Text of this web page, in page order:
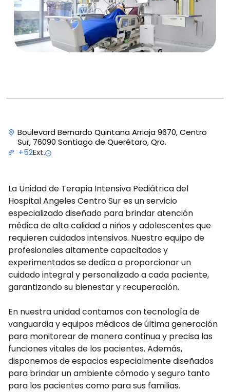
Boulevard Bernardo Quintana Arrioja 9670, Centro
Sur, 76090 Santiago de Querétaro, Qro.
+52Ext.
La Unidad de Terapia Intensiva Pediátrica del
Hospital Angeles Centro Sur es un servicio
especializado diseñado para brindar atención
médica de alta calidad a niños y adolescentes que
requieren cuidados intensivos. Nuestro equipo de
profesionales altamente capacitados y
experimentados se dedica a proporcionar un
cuidado integral y personalizado a cada paciente,
garantizando su bienestar y recuperación.
En nuestra unidad contamos con tecnología de
vanguardia y equipos médicos de última generación
para monitorear de manera continua y precisa las
funciones vitales de los pacientes. Además,
disponemos de espacios especialmente diseñados
para brindar un ambiente cómodo y seguro tanto
para los pacientes como para sus familias.